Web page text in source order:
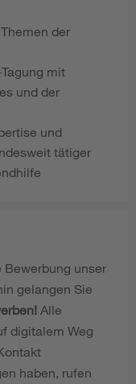
der
mit
und der
und
tätiger
Bewerbung unser
gelangen Sie
Alle
digitalem Weg
haben, rufen